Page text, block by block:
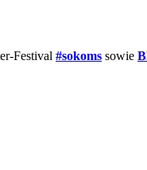
Festival#sokoms sowie